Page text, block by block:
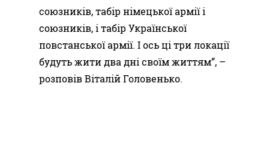
союзників, табір німецької армії і
союзників, і табір Української
повстанської армії. І ось ці три локації
будуть жити два дні своїм життям”, –
розповів Віталій Головенько.